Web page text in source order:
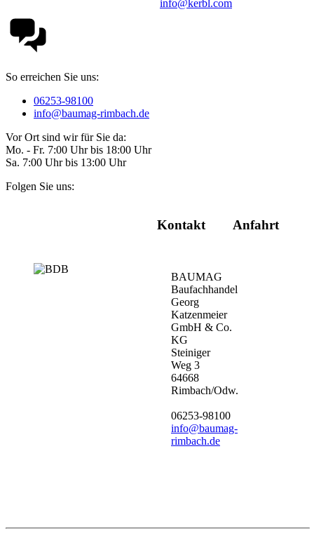
info@kerbl.com
So erreichen Sie uns:
06253-98100
info@baumag-rimbach.de
Vor Ort sind wir für Sie da:
Mo. - Fr. 7:00 Uhr bis 18:00 Uhr
Sa. 7:00 Uhr bis 13:00 Uhr
Folgen Sie uns:
Kontakt
BAUMAG
Baufachhandel
Georg
Katzenmeier
GmbH & Co.
KG
Steiniger
Weg 3
64668
Rimbach/Odw.
06253-98100
info@baumag-
rimbach.de
Anfahrt